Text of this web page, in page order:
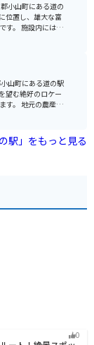
の拠点としても最
憩スポットとして
富士パノラマラ
の拠点としても最
小山町にある道の
位置し、雄大な富
は、
トランがあり、
ンは、ワインディ
ツーリングにも最
ます。ドライブ
山町にある道の駅
望む絶好のロケー
産物
を使った料理が
訪れる場合、広く
辺には、
士山五合目まで
ードとしても人
おや
駅」をもっと見る
0